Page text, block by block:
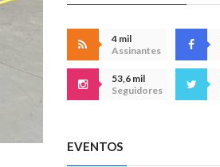
4 mil
Assinantes
53,6 mil
Seguidores
EVENTOS